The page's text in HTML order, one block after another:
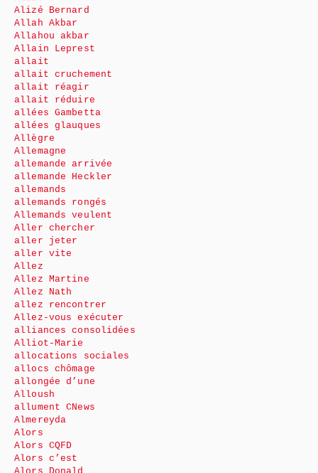
Alizé Bernard
Allah Akbar
Allahou akbar
Allain Leprest
allait
allait cruchement
allait réagir
allait réduire
allées Gambetta
allées glauques
Allègre
Allemagne
allemande arrivée
allemande Heckler
allemands
allemands rongés
Allemands veulent
Aller chercher
aller jeter
aller vite
Allez
Allez Martine
Allez Nath
allez rencontrer
Allez-vous exécuter
alliances consolidées
Alliot-Marie
allocations sociales
allocs chômage
allongée d’une
Alloush
allument CNews
Almereyda
Alors
Alors CQFD
Alors c’est